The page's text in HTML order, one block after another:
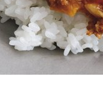
な
の
き
ょ
う